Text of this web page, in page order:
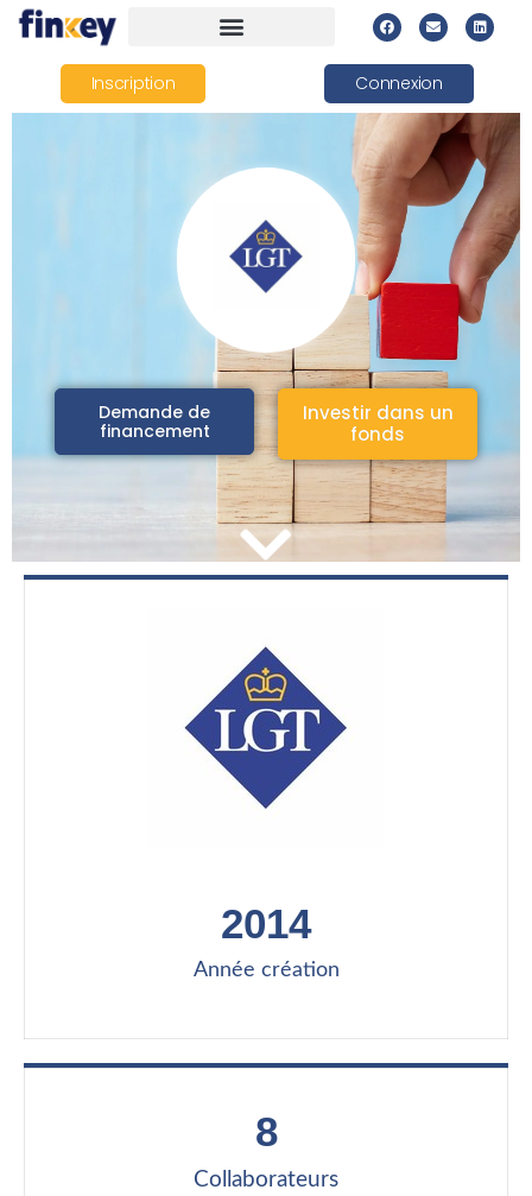
Inscription Connexion
Demande de
financement
Investir dans un
fonds
Année création
2014
Collaborateurs
8